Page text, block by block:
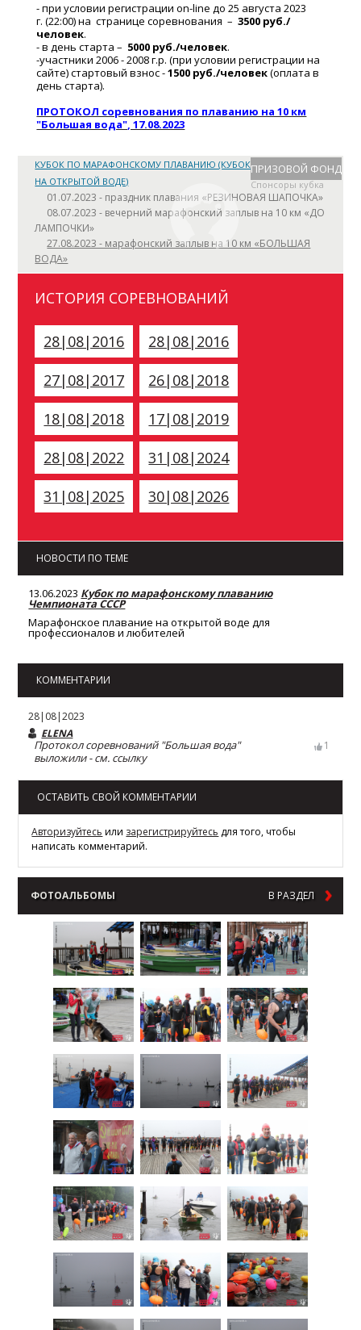
- при условии регистрации on-line до 25 августа 2023
г. (22:00) на странице соревнования – 3500 руб./
человек.
- в день старта – 5000 руб./человек.
-участники 2006 - 2008 г.р. (при условии регистрации на
сайте) стартовый взнос -1500 руб./человек(оплата в
день старта).
ПРОТОКОЛ соревнования по плаванию на 10 км
"Большая вода", 17.08.2023
КУБОК ПО МАРАФОНСКОМУ ПЛАВАНИЮ (КУБОК ПО ПЛАВАНИЮ
НА ОТКРЫТОЙ ВОДЕ)
01.07.2023 - праздник плавания «РЕЗИНОВАЯ ШАПОЧКА»
08.07.2023 - вечерний марафонский заплыв на 10 км «ДО
ЛАМПОЧКИ»
27.08.2023 - марафонский заплыв на 10 км «БОЛЬШАЯ
ВОДА»
ПРИЗОВОЙ ФОНД
Спонсоры кубка
ИСТОРИЯ СОРЕВНОВАНИЙ
28|08|2016
28|08|2016
27|08|2017
26|08|2018
18|08|2018
17|08|2019
28|08|2022
31|08|2024
31|08|2025
30|08|2026
НОВОСТИ ПО ТЕМЕ
13.06.2023 Кубок по марафонскому плаванию
Чемпионата СССР
Марафонское плавание на открытой воде для
профессионалов и любителей
КОММЕНТАРИИ
28|08|2023
ELENA
Протокол соревнований "Большая вода"
выложили - см. ссылку
1
ОСТАВИТЬ СВОЙ КОММЕНТАРИИ
Авторизуйтесь или зарегистрируйтесь для того, чтобы
написать комментарий.
ФОТОАЛЬБОМЫ В РАЗДЕЛ